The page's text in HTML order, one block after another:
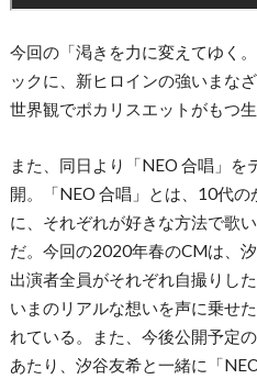
今回の「渇きを力に変えてゆく
ックに、新ヒロインの強いまな
世界観でポカリスエットがもつ
また、同日より「NEO 合唱」
開。「NEO 合唱」とは、10代
に、それぞれが好きな方法で歌
だ。今回の2020年春のCMは、
出演者全員がそれぞれ自撮りし
いまのリアルな想いを声に乗せ
れている。また、今後公開予定
あたり、汐谷友希と一緒に「